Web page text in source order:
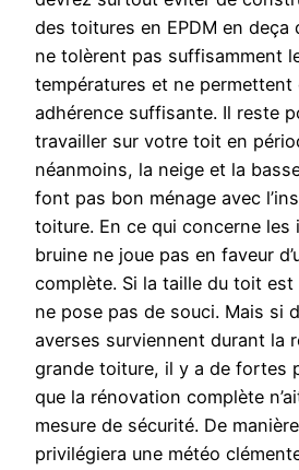
des toitures en EPDM en deça
ne tolèrent pas suffisamment
températures et ne permettent
adhérence suffisante. Il reste
travailler sur votre toit en
néanmoins, la neige et la
font pas bon ménage avec
toiture. En ce qui concerne les
bruine ne joue pas en faveur
complète. Si la taille du toit est
ne pose pas de souci. Mais si
averses surviennent durant la
grande toiture, il y a de fortes
que la rénovation complète
mesure de sécurité. De
privilégiera une météo